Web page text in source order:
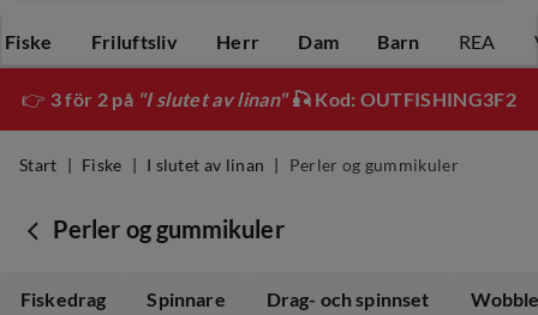
Fiske Friluftsliv Herr Dam Barn REA
👉 3 för 2 på "I slutet av linan"🎣 Kod: OUTFISHING3F2
Start Fiske I slutet av linan Perler og gummikuler
Perler og gummikuler
Fiskedrag Spinnare Drag- och spinnset